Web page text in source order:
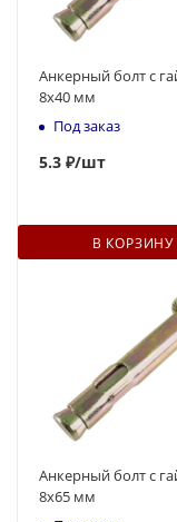
Анкерный болт с
8x40 мм
Под заказ
5.3 ₽/шт
В КОРЗИНУ
Анкерный болт с
8x65 мм